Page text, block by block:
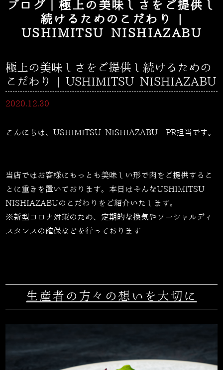
ブログ｜極上の美味しさをご提供し
続けるためのこだわり |
USHIMITSU NISHIAZABU
極上の美味しさをご提供し続けるための
こだわり | USHIMITSU NISHIAZABU
2020.12.30
こんにちは、USHIMITSU NISHIAZABU PR担当です。
当店ではお客様にもっとも美味しい形で肉をご提供するこ
とに重きを置いております。本日はそんなUSHIMITSU
NISHIAZABUのこだわりをご紹介いたします。
※新型コロナ対策のため、定期的な換気やソーシャルディ
スタンスの確保などを行っております
生産者の方々の想いを大切に